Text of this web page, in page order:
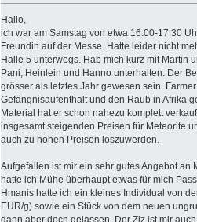
Hallo,
ich war am Samstag von etwa 16:00-17:30
Freundin auf der Messe. Hatte leider nicht
Halle 5 unterwegs. Hab mich kurz mit Martin
Pani, Heinlein und Hanno unterhalten. Der
grösser als letztes Jahr gewesen sein.
Gefängnisaufenthalt und den Raub in Afrika
Material hat er schon nahezu komplett
insgesamt steigenden Preisen für Meteorite
auch zu hohen Preisen loszuwerden.
Aufgefallen ist mir ein sehr gutes Angebot an
hatte ich Mühe überhaupt etwas für mich
Hmanis hatte ich ein kleines Individual von
EUR/g) sowie ein Stück von dem neuen
dann aber doch gelassen. Der Ziz ist mir